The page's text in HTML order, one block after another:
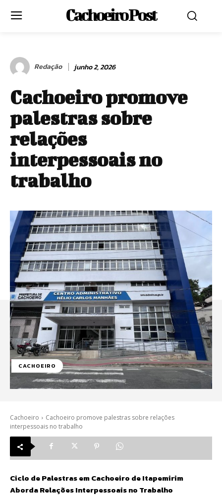
Cachoeiro Post
Redação junho 2, 2026
Cachoeiro promove
palestras sobre
relações
interpessoais no
trabalho
CACHOEIRO
Cachoeiro
Cachoeiro promove palestras sobre relações
interpessoais no trabalho
Ciclo de Palestras em Cachoeiro de Itapemirim
Aborda Relações Interpessoais no Trabalho